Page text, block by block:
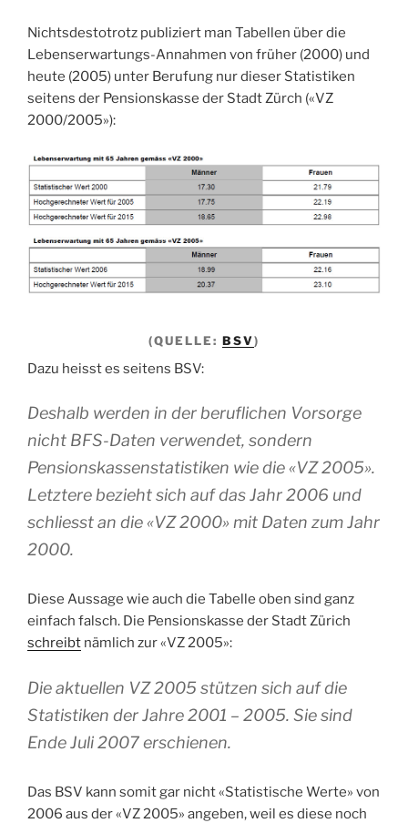
Nichtsdestotrotz publiziert man Tabellen über die
Lebenserwartungs-Annahmen von früher (2000) und
heute (2005) unter Berufung nur dieser Statistiken
seitens der Pensionskasse der Stadt Zürch («VZ
2000/2005»):
(QUELLE: BSV)
Dazu heisst es seitens BSV:
Deshalb werden in der beruflichen Vorsorge
nicht BFS-Daten verwendet, sondern
Pensionskassenstatistiken wie die «VZ 2005».
Letztere bezieht sich auf das Jahr 2006 und
schliesst an die «VZ 2000» mit Daten zum Jahr
2000.
Diese Aussage wie auch die Tabelle oben sind ganz
einfach falsch. Die Pensionskasse der Stadt Zürich
schreibt nämlich zur «VZ 2005»:
Die aktuellen VZ 2005 stützen sich auf die
Statistiken der Jahre 2001 – 2005. Sie sind
Ende Juli 2007 erschienen.
Das BSV kann somit gar nicht «Statistische Werte» von
2006 aus der «VZ 2005» angeben, weil es diese noch